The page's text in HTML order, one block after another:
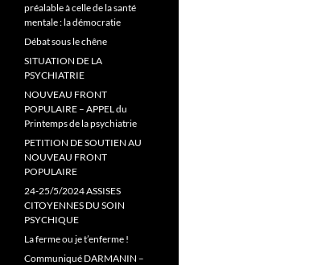
préalable à celle de la santé
mentale : la démocratie
Débat sous le chêne
SITUATION DE LA
PSYCHIATRIE
NOUVEAU FRONT
POPULAIRE – APPEL du
Printemps de la psychiatrie
PETITION DE SOUTIEN AU
NOUVEAU FRONT
POPULAIRE
24-25/5/2024 ASSISES
CITOYENNES DU SOIN
PSYCHIQUE
La ferme ou je t’enferme !
Communiqué DARMANIN –